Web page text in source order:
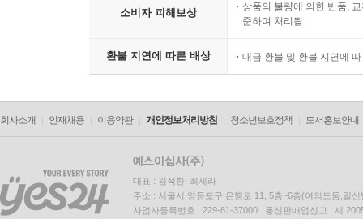
소비자 피해보상
상품의 불량에 의한 반품,
준하여 처리됨
환불 지연에 따른 배상 대금 환불 및 환불 지연에
회사소개 인재채용 이용약관 개인정보처리방침 청소년보호정책 도서홍보안내
대표 : 김석환, 최세라
주소 : 서울시 영등포구 은행로 11, 5층~6층(여의도동,일신
사업자등록번호 : 229-81-37000 통신판매업신고 : 제